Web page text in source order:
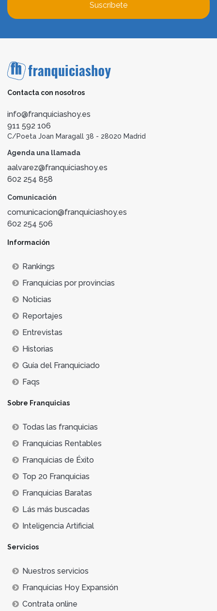
Suscríbete
Contacta con nosotros
info@franquiciashoy.es
911 592 106
C/Poeta Joan Maragall 38 - 28020 Madrid
Agenda una llamada
aalvarez@franquiciashoy.es
602 254 858
Comunicación
comunicacion@franquiciashoy.es
602 254 506
Información
Rankings
Franquicias por provincias
Noticias
Reportajes
Entrevistas
Historias
Guía del Franquiciado
Faqs
Sobre Franquicias
Todas las franquicias
Franquicias Rentables
Franquicias de Éxito
Top 20 Franquicias
Franquicias Baratas
Lás más buscadas
Inteligencia Artificial
Servicios
Nuestros servicios
Franquicias Hoy Expansión
Contrata online